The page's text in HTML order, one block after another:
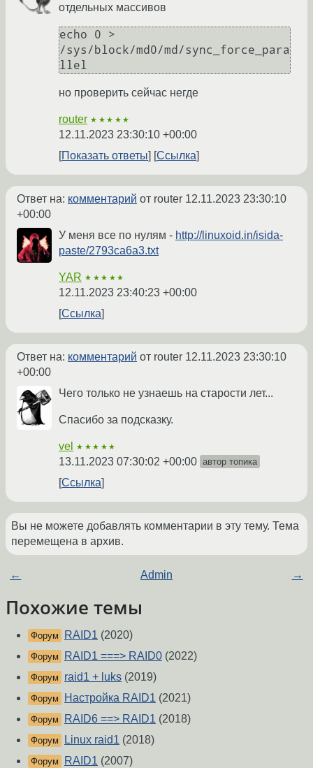
отдельных массивов
echo 0 >
/sys/block/md0/md/sync_force_para
но проверить сейчас негде
router ★★★★★
12.11.2023 23:30:10 +00:00
Показать ответы
Ссылка
Ответ на: комментарий от router 12.11.2023 23:30:10
+00:00
У меня все по нулям - http://linuxoid.in/isida-
paste/2793ca6a3.txt
YAR ★★★★★
12.11.2023 23:40:23 +00:00
Ссылка
Ответ на: комментарий от router 12.11.2023 23:30:10
+00:00
Чего только не узнаешь на старости лет...
Спасибо за подсказку.
vel ★★★★★
13.11.2023 07:30:02 +00:00 автор топика
Ссылка
Вы не можете добавлять комментарии в эту тему. Тема
перемещена в архив.
← Admin →
Похожие темы
Форум RAID1 (2020)
Форум RAID1 ===> RAID0 (2022)
Форум raid1 + luks (2019)
Форум Настройка RAID1 (2021)
Форум RAID6 ==> RAID1 (2018)
Форум Linux raid1 (2018)
Форум RAID1 (2007)